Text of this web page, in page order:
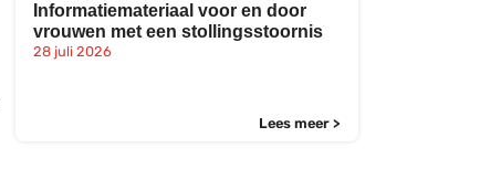
Informatiemateriaal voor en door
vrouwen met een stollingsstoornis
28 juli 2026
Lees meer >